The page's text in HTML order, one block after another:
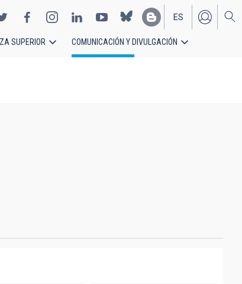
EN
ES
SUPERIOR COMUNICACIÓN Y DIVULGACIÓN